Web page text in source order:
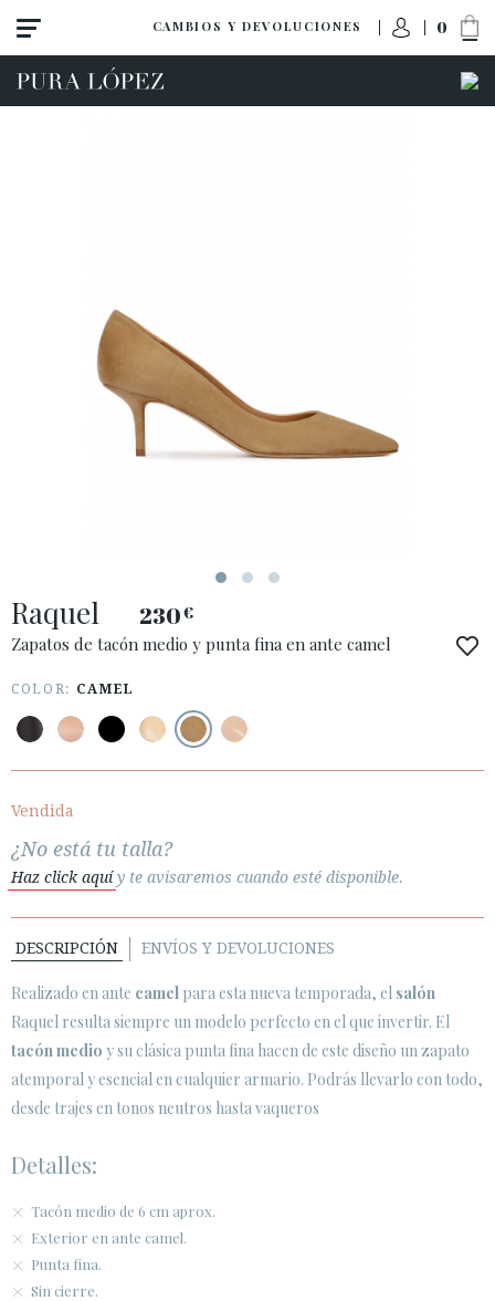
CAMBIOS Y DEVOLUCIONES 0
Tacón alto
Tacón medio
ESPAÑOL
PAÍS: ESPAÑA (PENINSULA Y BALEARES)
· ENVÍOS
· AVISO LEGAL
     
ÁREA DE CLIENTES B2B
SECURE WEB SSL CERTIFICATE © 2026 PURA LOPEZ
Raquel 230€
Zapatos de tacón medio y punta fina en ante camel
COLOR: CAMEL
Vendida
¿No está tu talla?
Haz click aquíy te avisaremos cuando esté disponible.
DESCRIPCIÓN ENVÍOS Y DEVOLUCIONES
Realizado en ante camel para esta nueva temporada, el salón
Raquel resulta siempre un modelo perfecto en el que invertir. El
tacón medio y su clásica punta fina hacen de este diseño un zapato
atemporal y esencial en cualquier armario. Podrás llevarlo con todo,
desde trajes en tonos neutros hasta vaqueros
Detalles:
Tacón medio de 6 cm aprox.
Exterior en ante camel.
Punta fina.
Sin cierre.